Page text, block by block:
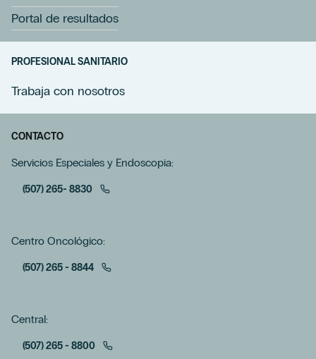
Portal de resultados
PROFESIONAL SANITARIO
Trabaja con nosotros
CONTACTO
Servicios Especiales y Endoscopia:
(507) 265- 8830
Centro Oncológico:
(507) 265 - 8844
Central:
(507) 265 - 8800